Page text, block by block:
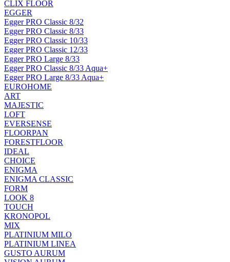
CLIX FLOOR
EGGER
Egger PRO Classic 8/32
Egger PRO Classic 8/33
Egger PRO Classic 10/33
Egger PRO Classic 12/33
Egger PRO Large 8/33
Egger PRO Classic 8/33 Aqua+
Egger PRO Large 8/33 Aqua+
EUROHOME
ART
MAJESTIC
LOFT
EVERSENSE
FLOORPAN
FORESTFLOOR
IDEAL
CHOICE
ENIGMA
ENIGMA CLASSIC
FORM
LOOK 8
TOUCH
KRONOPOL
MIX
PLATINIUM MILO
PLATINIUM LINEA
GUSTO AURUM